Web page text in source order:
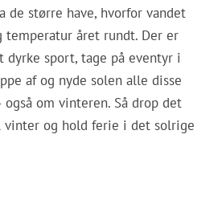
de større have, hvorfor vandet
temperatur året rundt. Der er
sport, tage på eventyr i
af og nyde solen alle disse
om vinteren. Så drop det
vinter og hold ferie i det solrige